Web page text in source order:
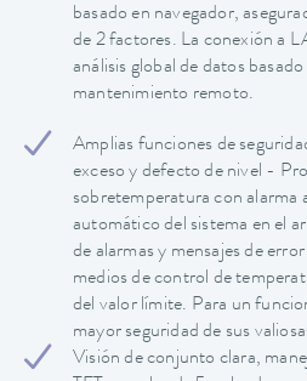
basado en navegador,
de 2 factores. La conexión a
análisis global de datos basado
mantenimiento remoto.
Amplias funciones de
exceso y defecto de nivel -
sobretemperatura con alarma
automático del sistema en el
de alarmas y mensajes de
medios de control de
del valor límite. Para un
mayor seguridad de sus
Visión de conjunto clara,